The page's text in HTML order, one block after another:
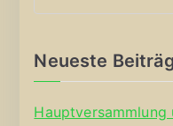
Neueste